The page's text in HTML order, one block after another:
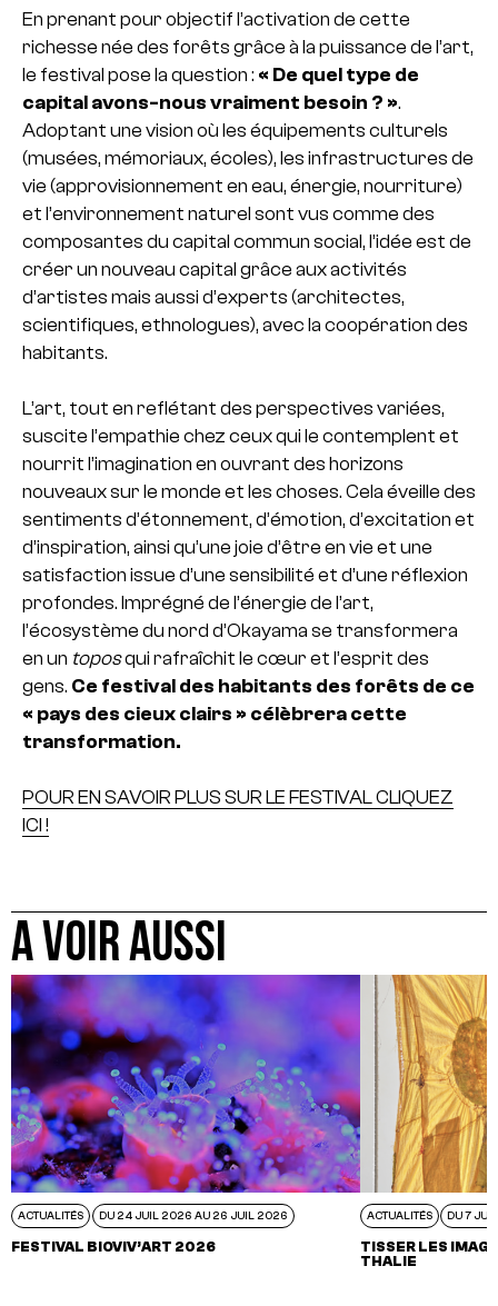
En prenant pour objectif l’activation de cette
richesse née des forêts grâce à la puissance de l’art,
le festival pose la question : « De quel type de
capital avons-nous vraiment besoin ? ».
Adoptant une vision où les équipements culturels
(musées, mémoriaux, écoles), les infrastructures de
vie (approvisionnement en eau, énergie, nourriture)
et l’environnement naturel sont vus comme des
composantes du capital commun social, l’idée est de
créer un nouveau capital grâce aux activités
d’artistes mais aussi d’experts (architectes,
scientifiques, ethnologues), avec la coopération des
habitants.
L’art, tout en reflétant des perspectives variées,
suscite l’empathie chez ceux qui le contemplent et
nourrit l’imagination en ouvrant des horizons
nouveaux sur le monde et les choses. Cela éveille des
sentiments d’étonnement, d’émotion, d’excitation et
d’inspiration, ainsi qu’une joie d’être en vie et une
satisfaction issue d’une sensibilité et d’une réflexion
profondes. Imprégné de l’énergie de l’art,
l’écosystème du nord d’Okayama se transformera
en un toposqui rafraîchit le cœur et l’esprit des
gens. Ce festival des habitants des forêts de ce
« pays des cieux clairs » célèbrera cette
transformation.
POUR EN SAVOIR PLUS SUR LE FESTIVAL CLIQUEZ
ICI !
A VOIR AUSSI
ACTUALITÉS DU 24 JUIL 2026 AU 26 JUIL 2026
FESTIVAL BIOVIV’ART 2026
ACTUALITÉS DU 7
TISSER LES
THALIE